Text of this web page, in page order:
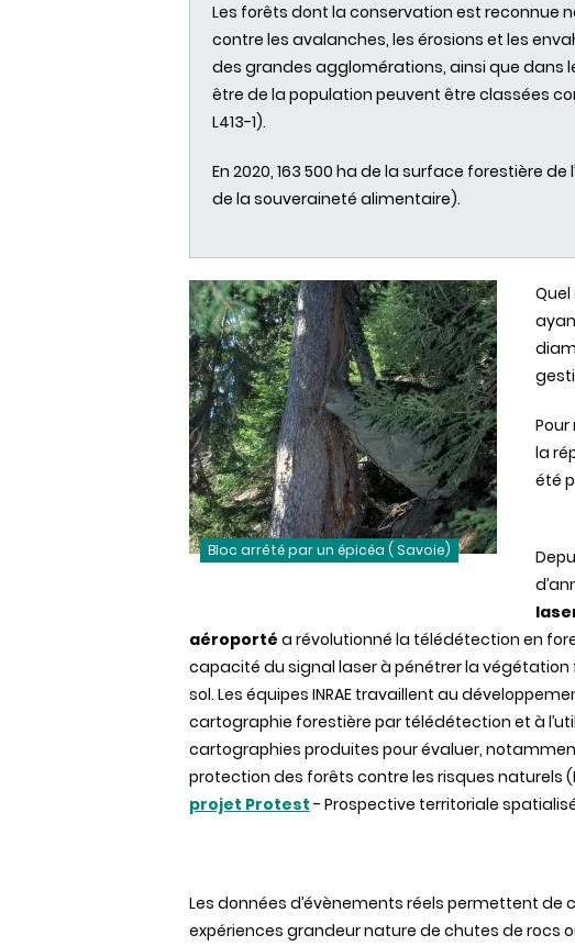
Les forêts dont la conservation est reconnue
contre les avalanches, les érosions et les
des grandes agglomérations, ainsi que dans
être de la population peuvent être classées
L413-1).
En 2020, 163 500 ha de la surface forestière
de la souveraineté alimentaire).
Bloc arrêté par un épicéa ( Savoie)
la
été
aéroporté a révolutionné la télédétection en
capacité du signal laser à pénétrer la végétation
sol. Les équipes INRAE travaillent au
cartographie forestière par télédétection et à
cartographies produites pour évaluer,
protection des forêts contre les risques naturels
projet Protest - Prospective territoriale
Les données d’évènements réels permettent de
expériences grandeur nature de chutes de rocs